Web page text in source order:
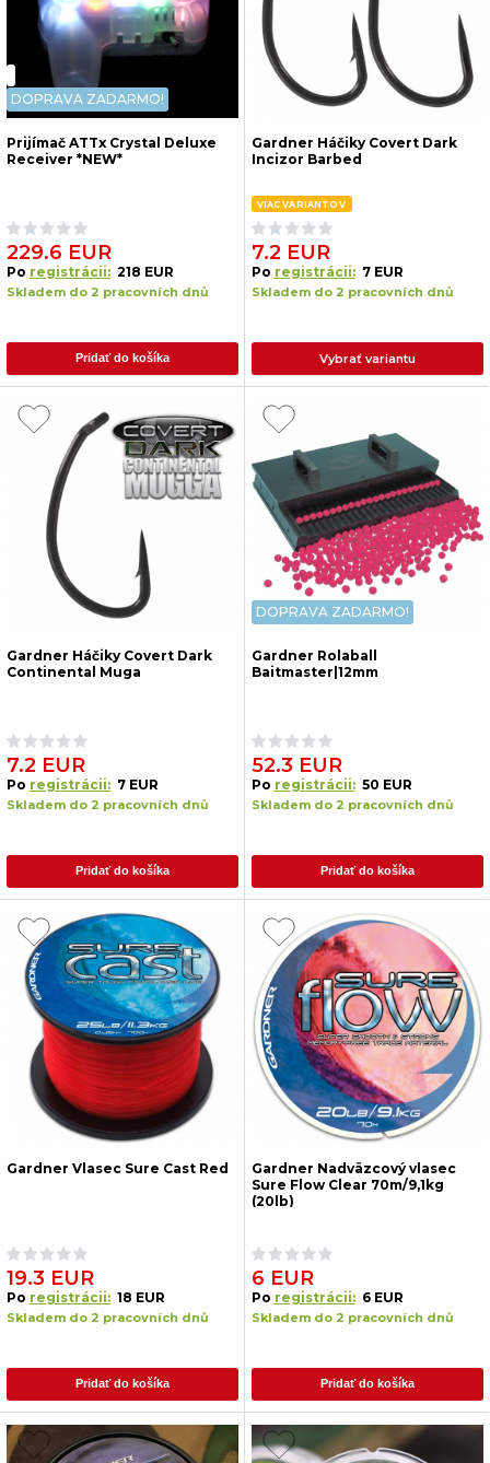
DOPRAVA ZADARMO!
Prijímač ATTx Crystal Deluxe
Receiver *NEW*
229.6 EUR
Po registrácii: 218 EUR
Skladem do 2 pracovních dnů
Pridať do košíka
Gardner Háčiky Covert Dark
Incizor Barbed
VIAC VARIANTOV
7.2 EUR
Po registrácii: 7 EUR
Skladem do 2 pracovních dnů
Vybrať variantu
Gardner Háčiky Covert Dark
Continental Muga
7.2 EUR
Po registrácii: 7 EUR
Skladem do 2 pracovních dnů
Pridať do košíka
DOPRAVA ZADARMO!
Gardner Rolaball
Baitmaster|12mm
52.3 EUR
Po registrácii: 50 EUR
Skladem do 2 pracovních dnů
Pridať do košíka
Gardner Vlasec Sure Cast Red
19.3 EUR
Po registrácii: 18 EUR
Skladem do 2 pracovních dnů
Pridať do košíka
Gardner Nadväzcový vlasec
Sure Flow Clear 70m/9,1kg
(20lb)
6 EUR
Po registrácii: 6 EUR
Skladem do 2 pracovních dnů
Pridať do košíka